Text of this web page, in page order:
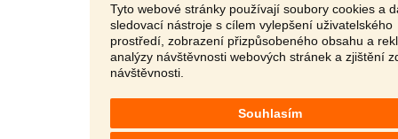
Tyto webové stránky používají soubory cookies a
sledovací nástroje s cílem vylepšení uživatelského
prostředí, zobrazení přizpůsobeného obsahu a
analýzy návštěvnosti webových stránek a zjištění
návštěvnosti.
Souhlasím